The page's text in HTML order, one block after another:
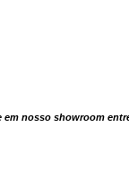
nosso showroom